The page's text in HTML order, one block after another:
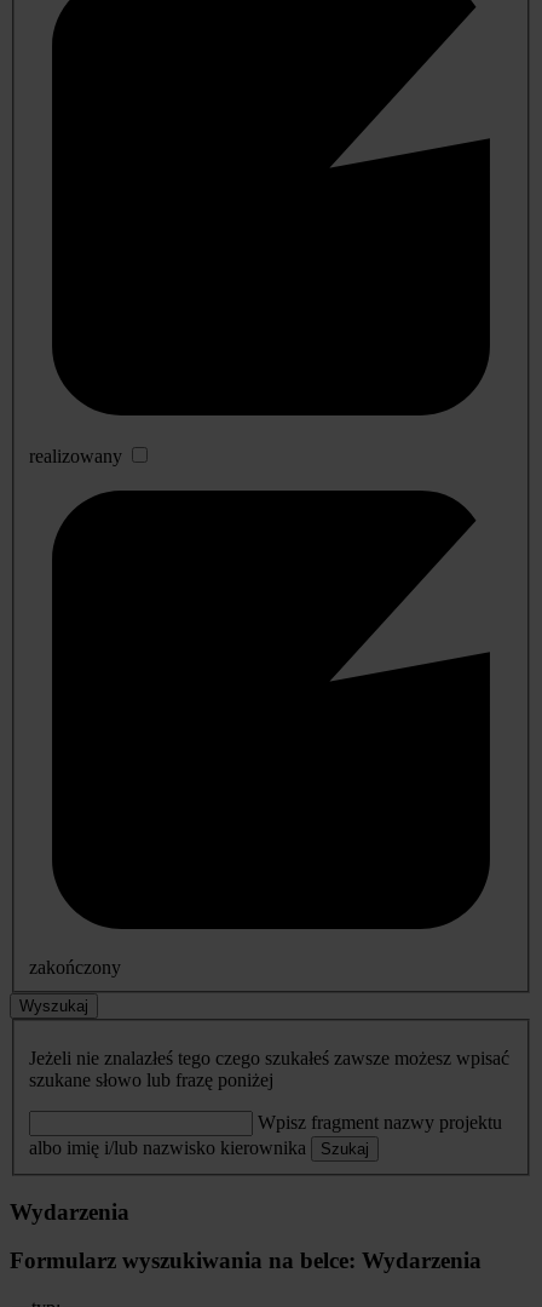
realizowany
zakończony
Wyszukaj
Jeżeli nie znalazłeś tego czego szukałeś zawsze możesz wpisać
szukane słowo lub frazę poniżej
Wpisz fragment nazwy projektu
albo imię i/lub nazwisko kierownika
Szukaj
Wydarzenia
Formularz wyszukiwania na belce: Wydarzenia